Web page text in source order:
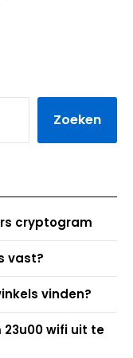
Zoeken
cryptogram
vast?
vinden?
23u00 wifi uit te